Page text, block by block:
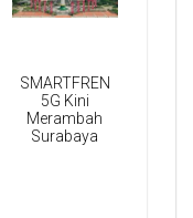
SMARTFREN
5G Kini
Merambah
Surabaya